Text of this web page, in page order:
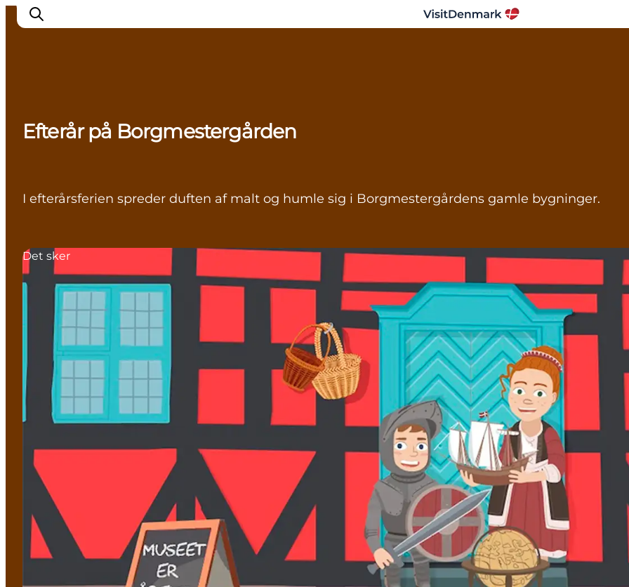
Inspirasjon
Reisemål
Planlegg reisen
Efterår på Borgmestergården
I efterårsferien spreder duften af malt og humle sig i Borgmestergårdens gamle bygninger.
Det sker